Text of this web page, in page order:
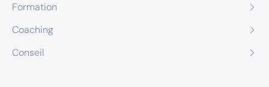
Formation
Coaching
Conseil